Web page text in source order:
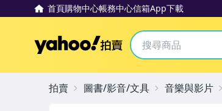
首頁購物中心帳務中心信箱App下載
Yahoo拍賣
拍賣 圖書/影音/文具 音樂與影片